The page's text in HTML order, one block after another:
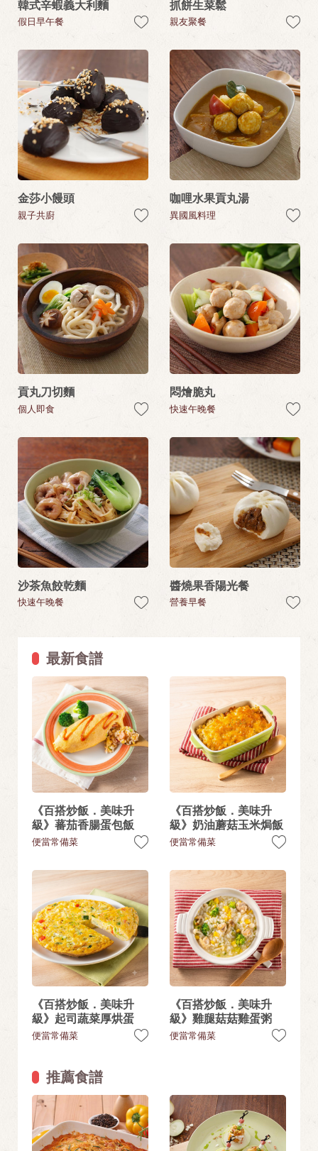
韓式辛蝦義大利麵
假日早午餐
抓餅生菜鬆
親友聚餐
金莎小饅頭
親子共廚
咖哩水果貢丸湯
異國風料理
貢丸刀切麵
個人即食
悶燴脆丸
快速午晚餐
沙茶魚餃乾麵
快速午晚餐
醬燒果香陽光餐
營養早餐
最新食譜
《百搭炒飯．美味升
級》蕃茄香腸蛋包飯
便當常備菜
《百搭炒飯．美味升
級》奶油蘑菇玉米焗飯
便當常備菜
《百搭炒飯．美味升
級》起司蔬菜厚烘蛋
便當常備菜
《百搭炒飯．美味升
級》雞腿菇菇雞蛋粥
便當常備菜
推薦食譜